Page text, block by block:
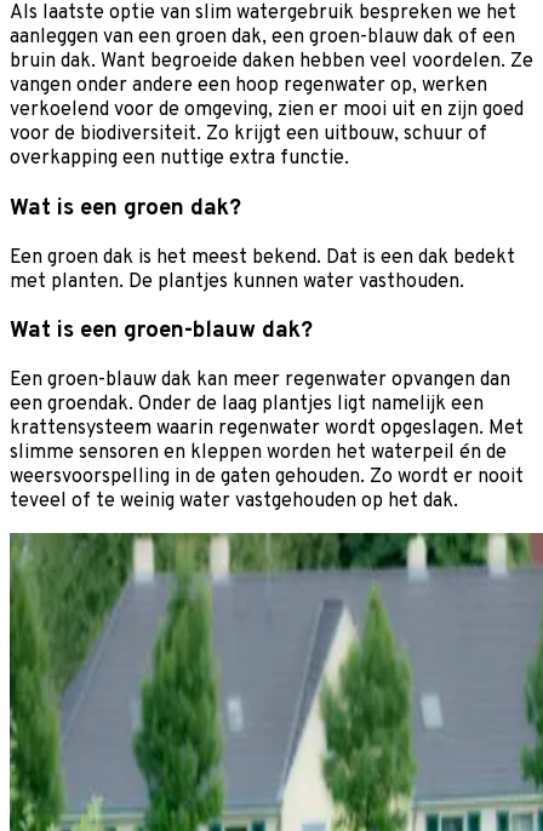
Als laatste optie van slim watergebruik bespreken we het
aanleggen van een groen dak, een groen-blauw dak of een
bruin dak. Want begroeide daken hebben veel voordelen. Ze
vangen onder andere een hoop regenwater op, werken
verkoelend voor de omgeving, zien er mooi uit en zijn goed
voor de biodiversiteit. Zo krijgt een uitbouw, schuur of
overkapping een nuttige extra functie.
Wat is een groen dak?
Een groen dak is het meest bekend. Dat is een dak bedekt
met planten. De plantjes kunnen water vasthouden.
Wat is een groen-blauw dak?
Een groen-blauw dak kan meer regenwater opvangen dan
een groendak. Onder de laag plantjes ligt namelijk een
krattensysteem waarin regenwater wordt opgeslagen. Met
slimme sensoren en kleppen worden het waterpeil én de
weersvoorspelling in de gaten gehouden. Zo wordt er nooit
teveel of te weinig water vastgehouden op het dak.